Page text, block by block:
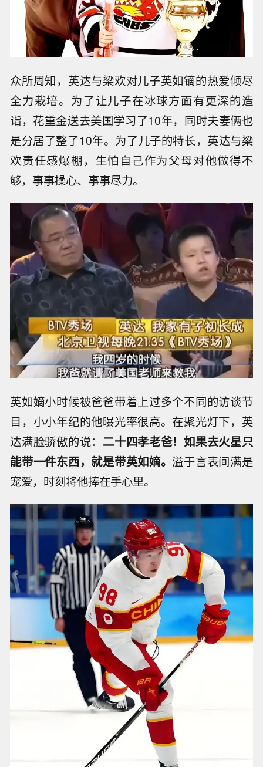
众所周知，英达与梁欢对儿子英如镝的热爱倾尽
全力栽培。为了让儿子在冰球方面有更深的造
诣，花重金送去美国学习了10年，同时夫妻俩也
是分居了整了10年。为了儿子的特长，英达与梁
欢责任感爆棚，生怕自己作为父母对他做得不
够，事事操心、事事尽力。
英如嫡小时候被爸爸带着上过多个不同的访谈节
目，小小年纪的他曝光率很高。在聚光灯下，英
达满脸骄傲的说： 二十四孝老爸！如果去火星只
能带一件东西，就是带英如嫡。 溢于言表间满是
宠爱，时刻将他捧在手心里。